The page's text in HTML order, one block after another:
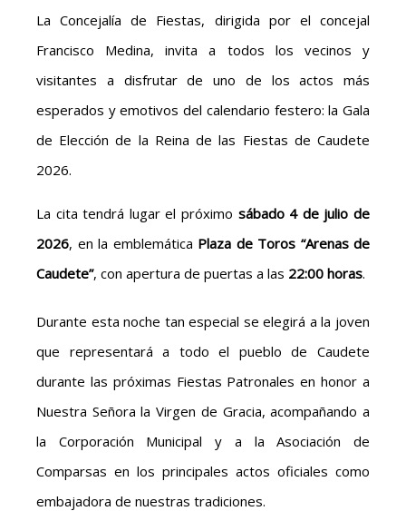
La Concejalía de Fiestas, dirigida por el concejal
Francisco Medina, invita a todos los vecinos y
visitantes a disfrutar de uno de los actos más
esperados y emotivos del calendario festero: la Gala
de Elección de la Reina de las Fiestas de Caudete
2026.
La cita tendrá lugar el próximo sábado 4 de julio de
2026, en la emblemática Plaza de Toros “Arenas de
Caudete”, con apertura de puertas a las 22:00 horas.
Durante esta noche tan especial se elegirá a la joven
que representará a todo el pueblo de Caudete
durante las próximas Fiestas Patronales en honor a
Nuestra Señora la Virgen de Gracia, acompañando a
la Corporación Municipal y a la Asociación de
Comparsas en los principales actos oficiales como
embajadora de nuestras tradiciones.